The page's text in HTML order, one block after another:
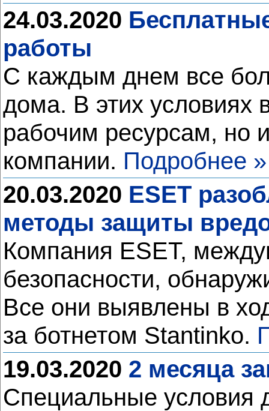
24.03.2020
работы
С каждым днем все
дома. В этих условиях
рабочим ресурсам, но
компании. Подробнее »
20.03.2020 ESET
методы защиты
Компания ESET,
безопасности,
Все они выявлены в
за ботнетом Stantinko.
19.03.2020 2 месяца
Специальные условия